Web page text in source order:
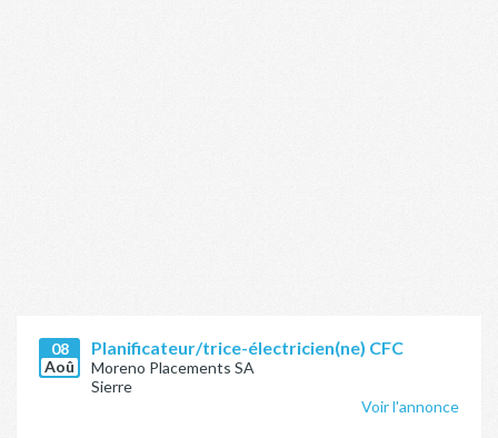
08
Aoû
Planificateur/trice-électricien(ne) CFC
Moreno Placements SA
Sierre
Voir l'annonce